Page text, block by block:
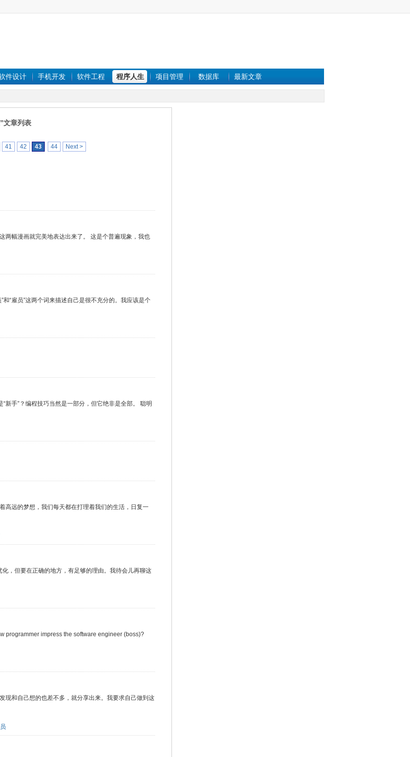
件设计 手机开发 软件工程 程序人生 项目管理 数据库 最新文章
文章列表
41 42 43 44 Next >
两幅漫画就完美地表达出来了。 这是个普遍现象，我也
“雇员”这两个词来描述自己是很不充分的。我应该是个
新手”？编程技巧当然是一部分，但它绝非是全部。 聪明
高远的梦想，我们每天都在打理着我们的生活，日复一
，但要在正确的地方，有足够的理由。我待会儿再聊这
programmer impress the software engineer (boss)?
现和自己想的也差不多，就分享出来。我要求自己做到这